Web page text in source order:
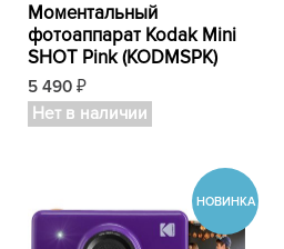
Моментальный
фотоаппарат Kodak Mini
SHOT Pink (KODMSPK)
5 490 ₽
Нет в наличии